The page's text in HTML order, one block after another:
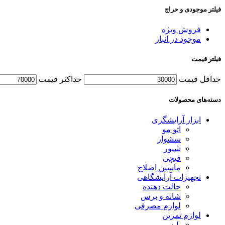
فیلتر موجودی و حراج
فروش ویژه
موجود در انبار
فیلتر قیمت
حداقل قیمت حداکثر قیمت
دسته‌های محصولات
ابزار آرایشگری
اتو مو
سشوار
شیور
قیچی
ماشین اصلاح
تجهیزات آرایشگاهی
حالت دهنده
شانه و برس
لوازم مصرفی
لوازم تمرین